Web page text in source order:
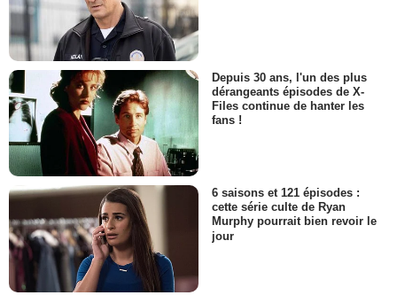
Depuis 30 ans, l'un des plus
dérangeants épisodes de X-
Files continue de hanter les
fans !
6 saisons et 121 épisodes :
cette série culte de Ryan
Murphy pourrait bien revoir le
jour